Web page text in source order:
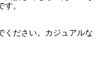
。
ください。カジュアルな